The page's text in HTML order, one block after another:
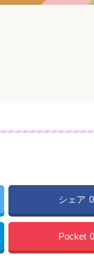
シェア 0
Pocket 0